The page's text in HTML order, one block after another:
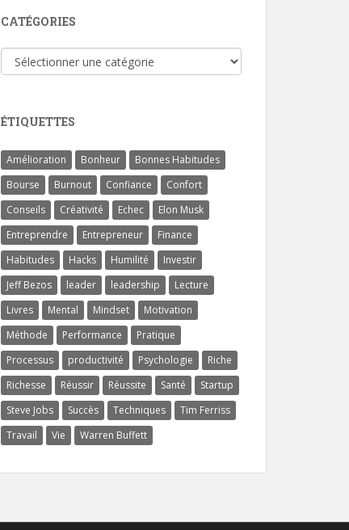
CATÉGORIES
Catégories
ÉTIQUETTES
Amélioration Bonheur
Bonnes Habitudes
Bourse
Burnout Confiance
Confort
Conseils
Créativité Echec
Elon Musk
Entreprendre
Entrepreneur
Finance
Habitudes
Hacks Humilité
Investir
Jeff Bezos
leader leadership
Lecture
Livres
Mental Mindset
Motivation
Méthode
Performance
Pratique
Processus
productivité Psychologie
Riche
Richesse
Réussir Réussite Santé
Startup
Steve Jobs
Succès Techniques
Tim Ferriss
Travail
Vie Warren Buffett